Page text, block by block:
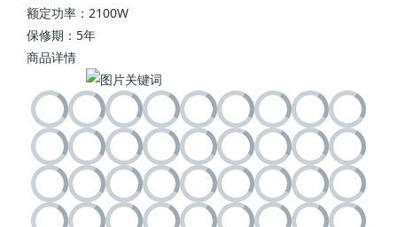
额定功率：2100W
保修期：5年
商品详情